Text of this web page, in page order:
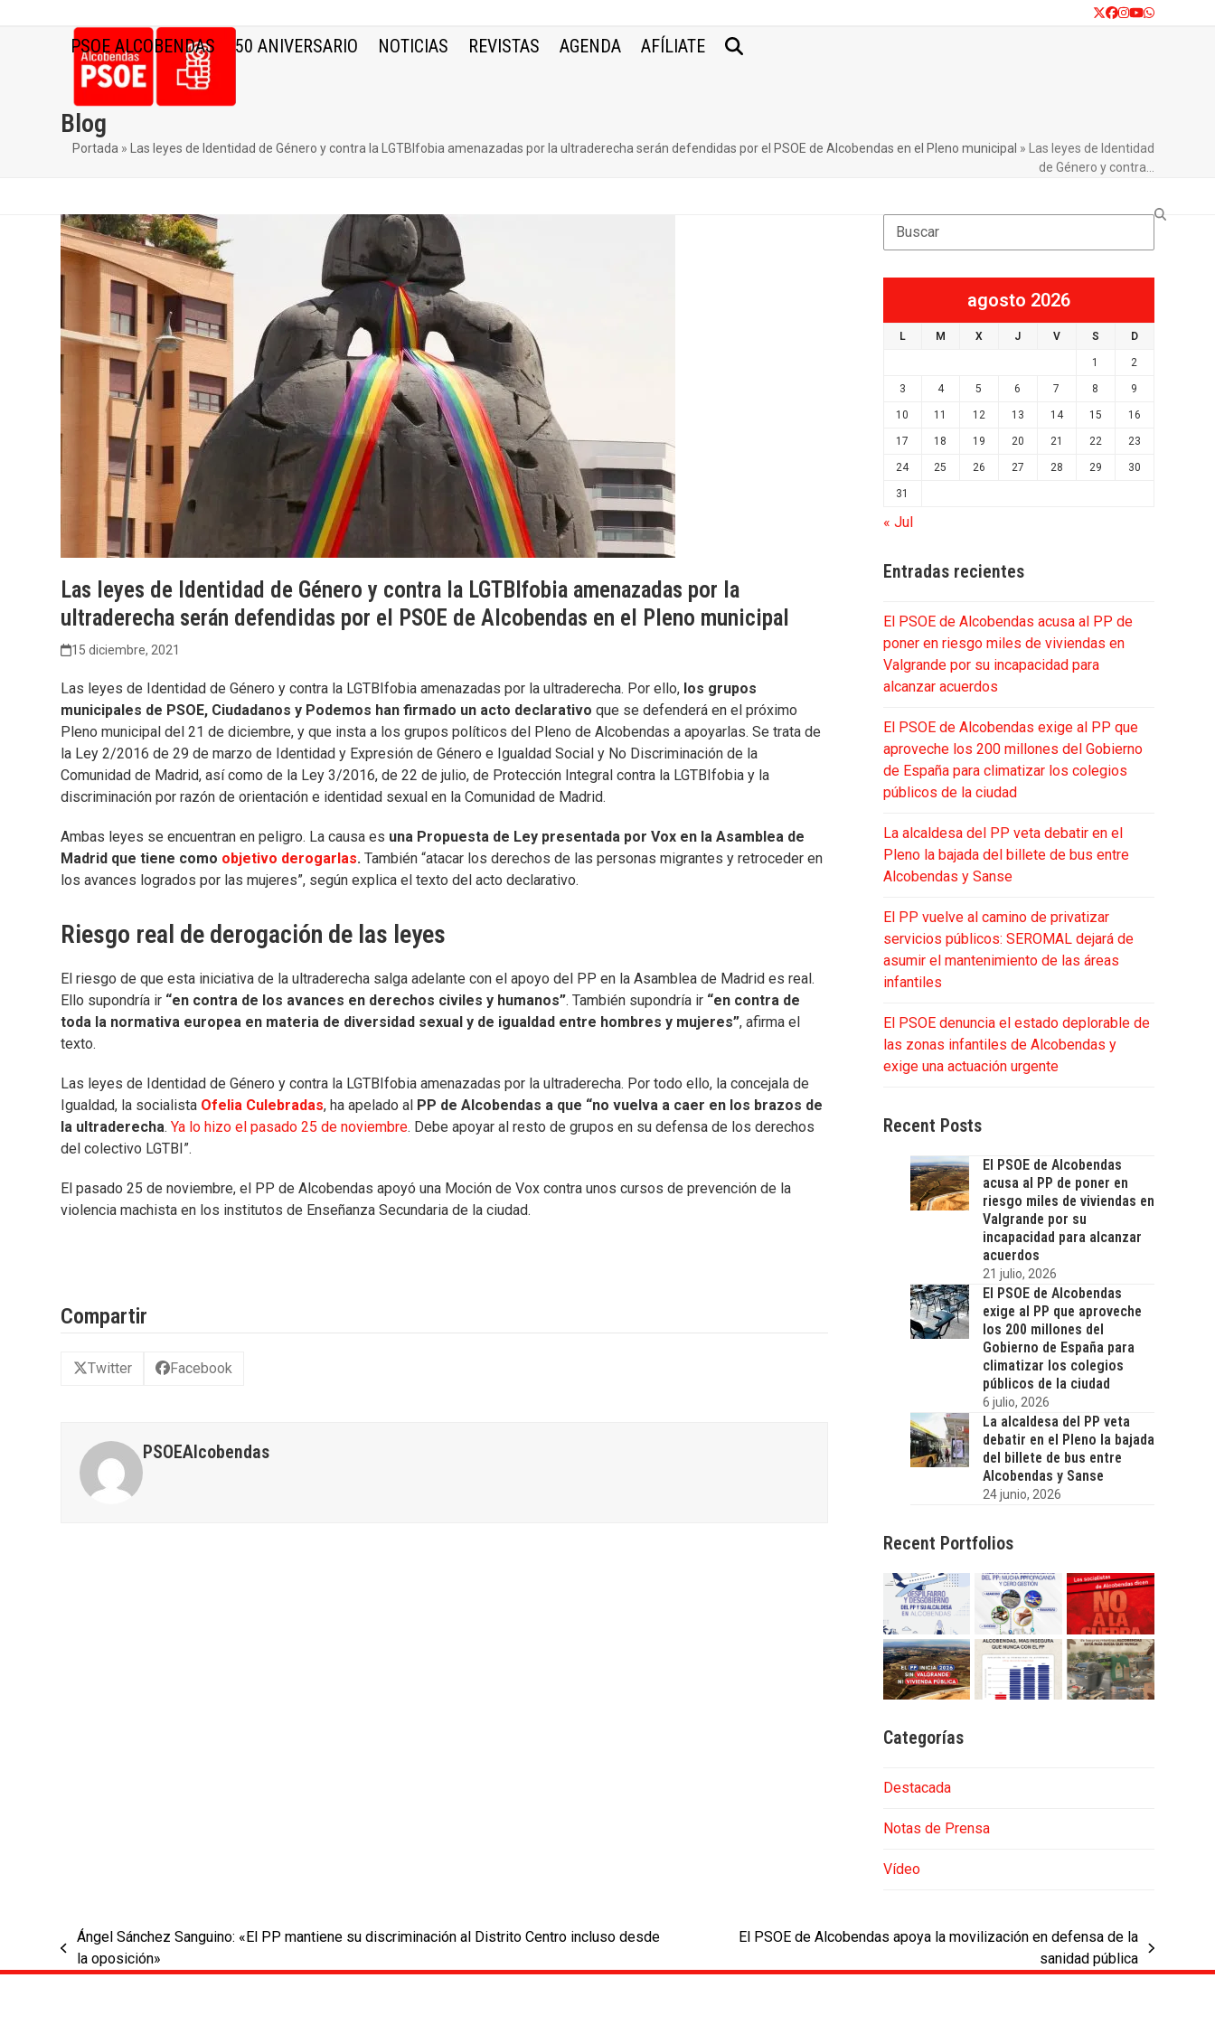
Twitter
Facebook
Instagram
YouTube
Whatsapp
PSOE ALCOBENDAS 50 ANIVERSARIO NOTICIAS REVISTAS AGENDA AFÍLIATE
Blog
Portada » Las leyes de Identidad de Género y contra la LGTBIfobia amenazadas por la ultraderecha serán defendidas por el PSOE de Alcobendas en el Pleno municipal »
Las leyes de Identidad
de Género y contra…
Las leyes de Identidad de Género y contra la LGTBIfobia amenazadas por la
ultraderecha serán defendidas por el PSOE de Alcobendas en el Pleno municipal
15 diciembre, 2021
Las leyes de Identidad de Género y contra la LGTBIfobia amenazadas por la ultraderecha. Por ello, los grupos
municipales de PSOE, Ciudadanos y Podemos han firmado un acto declarativo que se defenderá en el próximo
Pleno municipal del 21 de diciembre, y que insta a los grupos políticos del Pleno de Alcobendas a apoyarlas. Se trata de
la Ley 2/2016 de 29 de marzo de Identidad y Expresión de Género e Igualdad Social y No Discriminación de la
Comunidad de Madrid, así como de la Ley 3/2016, de 22 de julio, de Protección Integral contra la LGTBIfobia y la
discriminación por razón de orientación e identidad sexual en la Comunidad de Madrid.
Ambas leyes se encuentran en peligro. La causa es una Propuesta de Ley presentada por Vox en la Asamblea de
Madrid que tiene como objetivo derogarlas. También “atacar los derechos de las personas migrantes y retroceder en
los avances logrados por las mujeres”, según explica el texto del acto declarativo.
Riesgo real de derogación de las leyes
El riesgo de que esta iniciativa de la ultraderecha salga adelante con el apoyo del PP en la Asamblea de Madrid es real.
Ello supondría ir “en contra de los avances en derechos civiles y humanos”. También supondría ir “en contra de
toda la normativa europea en materia de diversidad sexual y de igualdad entre hombres y mujeres”, afirma el
texto.
Las leyes de Identidad de Género y contra la LGTBIfobia amenazadas por la ultraderecha. Por todo ello, la concejala de
Igualdad, la socialista Ofelia Culebradas, ha apelado al PP de Alcobendas a que “no vuelva a caer en los brazos de
la ultraderecha.Ya lo hizo el pasado 25 de noviembre. Debe apoyar al resto de grupos en su defensa de los derechos
del colectivo LGTBI”.
El pasado 25 de noviembre, el PP de Alcobendas apoyó una Moción de Vox contra unos cursos de prevención de la
violencia machista en los institutos de Enseñanza Secundaria de la ciudad.
Compartir
Twitter Facebook
PSOEAlcobendas
Search
agosto 2026
L M X J V S D
1 2
3 4 5 6 7 8 9
10 11 12 13 14 15 16
17 18 19 20 21 22 23
24 25 26 27 28 29 30
31
« Jul
Entradas recientes
El PSOE de Alcobendas acusa al PP de
poner en riesgo miles de viviendas en
Valgrande por su incapacidad para
alcanzar acuerdos
El PSOE de Alcobendas exige al PP que
aproveche los 200 millones del Gobierno
de España para climatizar los colegios
públicos de la ciudad
La alcaldesa del PP veta debatir en el
Pleno la bajada del billete de bus entre
Alcobendas y Sanse
El PP vuelve al camino de privatizar
servicios públicos: SEROMAL dejará de
asumir el mantenimiento de las áreas
infantiles
El PSOE denuncia el estado deplorable de
las zonas infantiles de Alcobendas y
exige una actuación urgente
Recent Posts
El PSOE de Alcobendas
acusa al PP de poner en
riesgo miles de viviendas en
Valgrande por su
incapacidad para alcanzar
acuerdos
21 julio, 2026
El PSOE de Alcobendas
exige al PP que aproveche
los 200 millones del
Gobierno de España para
climatizar los colegios
públicos de la ciudad
6 julio, 2026
La alcaldesa del PP veta
debatir en el Pleno la bajada
del billete de bus entre
Alcobendas y Sanse
24 junio, 2026
Recent Portfolios
Categorías
Destacada
Notas de Prensa
Vídeo
previous
post:
Ángel Sánchez Sanguino: «El PP mantiene su discriminación al Distrito Centro incluso desde
la oposición»
post:
El PSOE de Alcobendas apoya la movilización en defensa de la
sanidad pública